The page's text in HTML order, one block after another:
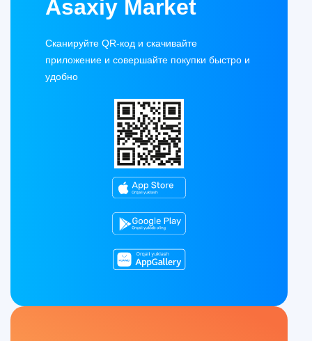
Asaxiy Market
Сканируйте QR-код и скачивайте
приложение и совершайте покупки быстро и
удобно